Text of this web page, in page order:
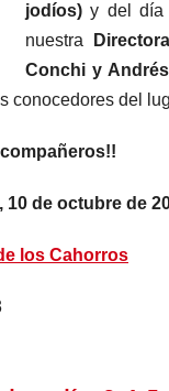
jodíos)y del día
nuestra
Conchi y
conocedores del
compañeros!!
a, 10 de
los Cahorros